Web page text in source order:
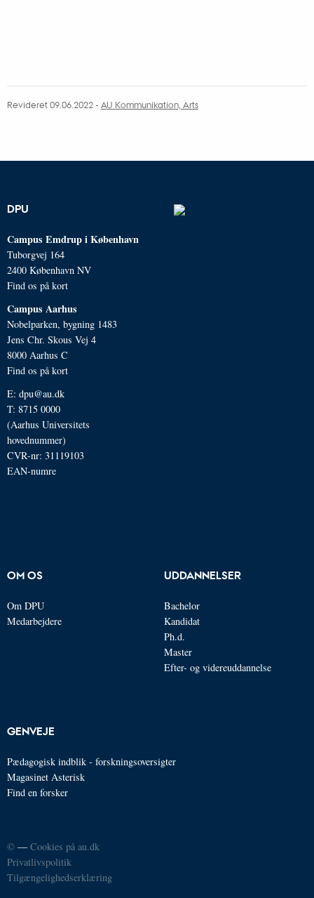
Revideret 09.06.2022 - AU Kommunikation, Arts
DPU
Campus Emdrup i København
Tuborgvej 164
2400 København NV
Find os på kort
Campus Aarhus
Nobelparken, bygning 1483
Jens Chr. Skous Vej 4
8000 Aarhus C
Find os på kort
E: dpu@au.dk
T: 8715 0000
(Aarhus Universitets
hovednummer)
CVR-nr: 31119103
EAN-numre
OM OS
Om DPU
Medarbejdere
UDDANNELSER
Bachelor
Kandidat
Ph.d.
Master
Efter- og videreuddannelse
GENVEJE
Pædagogisk indblik - forskningsoversigter
Magasinet Asterisk
Find en forsker
© —Cookies på au.dk
Privatlivspolitik
Tilgængelighedserklæring